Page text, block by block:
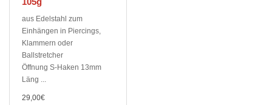
aus Edelstahl zum
Einhängen in Piercings,
Klammern oder
Ballstretcher
Öffnung S-Haken 13mm
Läng ...
29,00€